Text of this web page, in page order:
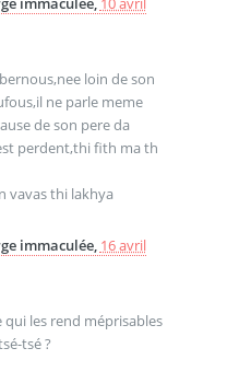
loin de son
ne parle meme
de son pere da
perdent,thi fith ma th
vavas thi lakhya
immaculée, 16 avril
les rend méprisables
tsé ?